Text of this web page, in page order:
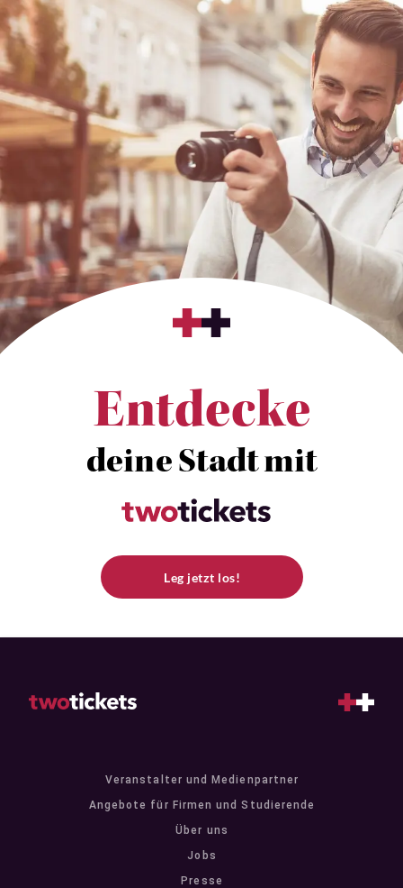
Entdecke
deine Stadt mit
Leg jetzt los!
Veranstalter und Medienpartner
Angebote für Firmen und Studierende
Über uns
Jobs
Presse